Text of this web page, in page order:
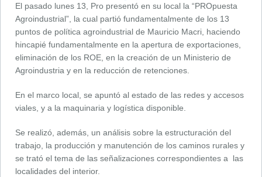
El pasado lunes 13, Pro presentó en su local la “PROpuesta
Agroindustrial”, la cual partió fundamentalmente de los 13
puntos de política agroindustrial de Mauricio Macri, haciendo
hincapié fundamentalmente en la apertura de exportaciones,
eliminación de los ROE, en la creación de un Ministerio de
Agroindustria y en la reducción de retenciones.
En el marco local, se apuntó al estado de las redes y accesos
viales, y a la maquinaria y logística disponible.
Se realizó, además, un análisis sobre la estructuración del
trabajo, la producción y manutención de los caminos rurales y
se trató el tema de las señalizaciones correspondientes a las
localidades del interior.